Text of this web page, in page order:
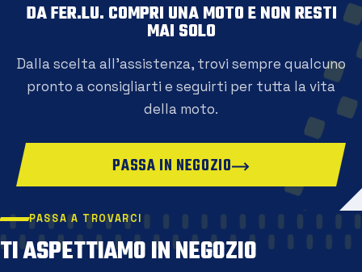
DA FER.LU. COMPRI UNA MOTO E NON RESTI
MAI SOLO
Dalla scelta all'assistenza, trovi sempre qualcuno
pronto a consigliarti e seguirti per tutta la vita
della moto.
PASSA IN NEGOZIO
PASSA A TROVARCI
TI ASPETTIAMO IN NEGOZIO